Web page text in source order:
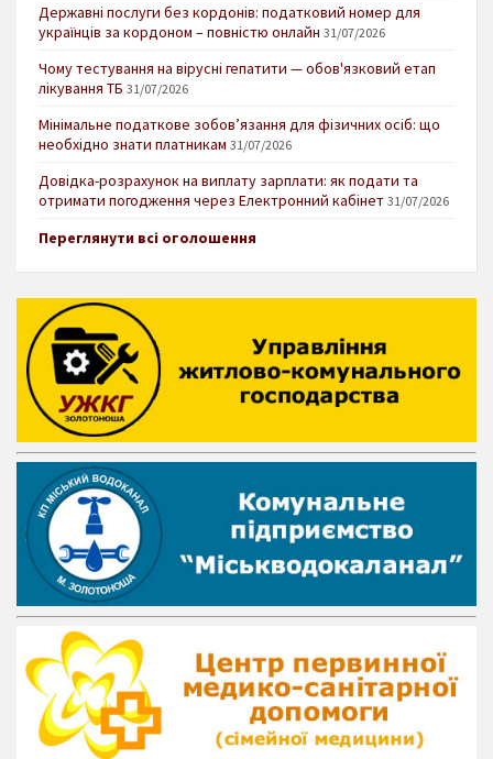
Державні послуги без кордонів: податковий номер для
українців за кордоном – повністю онлайн 31/07/2026
Чому тестування на вірусні гепатити — обов'язковий етап
лікування ТБ 31/07/2026
Мінімальне податкове зобов’язання для фізичних осіб: що
необхідно знати платникам 31/07/2026
Довідка-розрахунок на виплату зарплати: як подати та
отримати погодження через Електронний кабінет 31/07/2026
Переглянути всі оголошення